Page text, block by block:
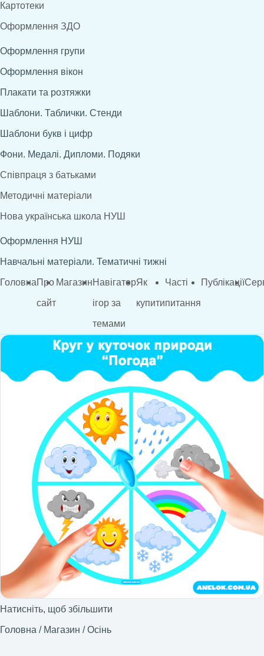
Картотеки
Оформлення ЗДО
Оформлення групи
Оформлення вікон
Плакати та розтяжки
Шаблони. Таблички. Стенди
Шаблони букв і цифр
Фони. Медалі. Дипломи. Подяки
Співпраця з батьками
Методичні матеріали
Нова українська школа НУШ
Оформлення НУШ
Навчальні матеріали. Тематичні тижні
ГоловнаПро
сайт
МагазинНавігатор
ігор за
темами
Як
купити
Часті
питання
Публікації
Натисніть, щоб збільшити
Головна / Магазин / Осінь